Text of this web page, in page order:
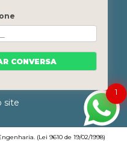
site
(Lei 9610 de 19/02/1998)
1
CONVERSA